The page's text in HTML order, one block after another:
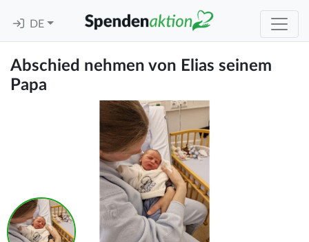
DE
Abschied nehmen von Elias seinem
Papa